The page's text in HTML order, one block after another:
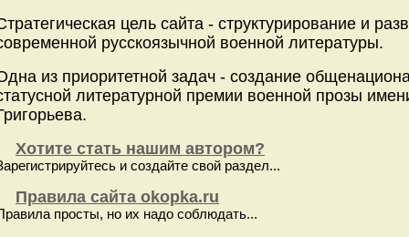
цель сайта - структурирование и
русскоязычной военной литературы.
из приоритетной задач - создание
литературной премии военной прозы
Хотите стать нашим автором?
и создайте свой раздел...
Правила сайта okopka.ru
просты, но их надо соблюдать...